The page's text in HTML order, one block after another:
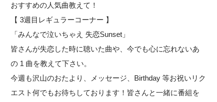
おすすめの人気曲教えて！
【 3週目レギュラーコーナー 】
「みんなで泣いちゃえ 失恋Sunset」
皆さんが失恋した時に聴いた曲や、今でも心に忘れないあ
の 1 曲を教えて下さい。
今週も沢山のおたより、メッセージ、Birthday 等お祝いリク
エスト何でもお待ちしております！皆さんと一緒に番組を